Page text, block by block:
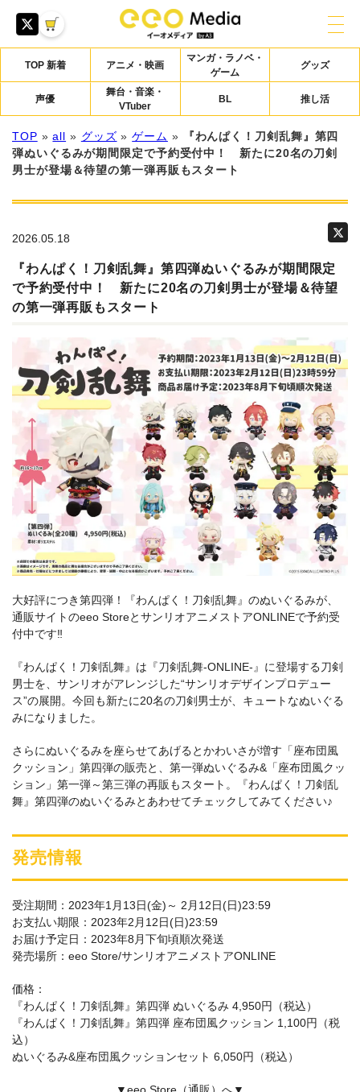
TOP 新着 アニメ・映画
マンガ・ラノベ・
ゲーム
グッズ
声優
舞台・音楽・
VTuber
BL 推し活
TOP »all » グッズ »ゲーム »
『わんぱく！刀剣乱舞』第四
弾ぬいぐるみが期間限定で予約受付中！ 新たに20名の刀剣
男士が登場＆待望の第一弾再販もスタート
2026.05.18
『わんぱく！刀剣乱舞』第四弾ぬいぐるみが期間限定
で予約受付中！ 新たに20名の刀剣男士が登場＆待望
の第一弾再販もスタート
大好評につき第四弾！『わんぱく！刀剣乱舞』のぬいぐるみが、
通販サイトのeeo StoreとサンリオアニメストアONLINEで予約受
付中です‼
『わんぱく！刀剣乱舞』は『刀剣乱舞-ONLINE-』に登場する刀剣
男士を、サンリオがアレンジした“サンリオデザインプロデュー
ス”の展開。今回も新たに20名の刀剣男士が、キュートなぬいぐる
みになりました。
さらにぬいぐるみを座らせてあげるとかわいさが増す「座布団風
クッション」第四弾の販売と、第一弾ぬいぐるみ&「座布団風クッ
ション」第一弾～第三弾の再販もスタート。『わんぱく！刀剣乱
舞』第四弾のぬいぐるみとあわせてチェックしてみてください♪
発売情報
受注期間：2023年1月13日(金)～ 2月12日(日)23:59
お支払い期限：2023年2月12日(日)23:59
お届け予定日：2023年8月下旬頃順次発送
発売場所：eeo Store/サンリオアニメストアONLINE
価格：
『わんぱく！刀剣乱舞』第四弾 ぬいぐるみ 4,950円（税込）
『わんぱく！刀剣乱舞』第四弾 座布団風クッション 1,100円（税
込）
ぬいぐるみ&座布団風クッションセット 6,050円（税込）
▼eeo Store（通販）へ▼